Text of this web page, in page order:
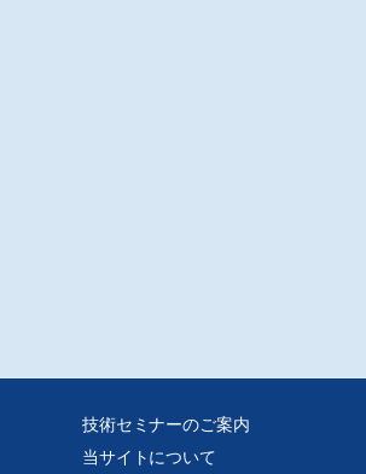
技術セミナーのご案内
当サイトについて